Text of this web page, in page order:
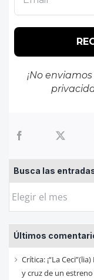
¡No
Busca las
Busca
entradas
de
cada
mes
Últimos
Crítica: ¡“La
y cruz de un estreno